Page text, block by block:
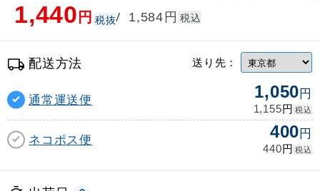
1,440円 税抜/ 1,584円 税込
配送方法 送り先：
通常運送便 1,050円
1,155円 税込
ネコポス便 400円
440円 税込